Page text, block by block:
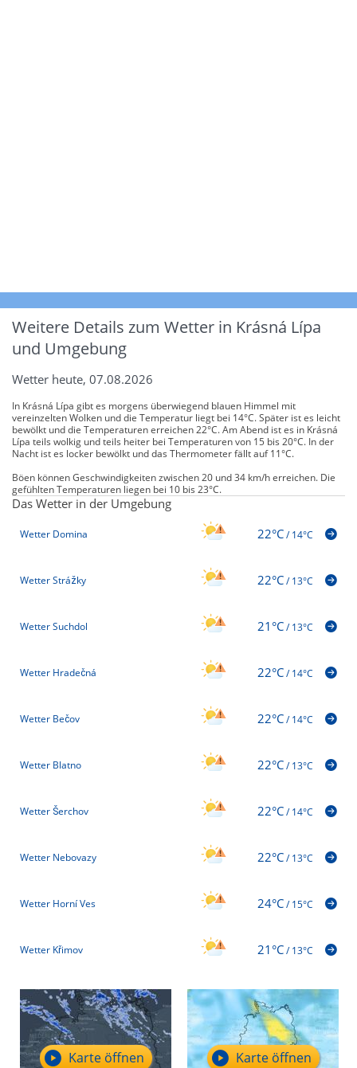
Weitere Details zum Wetter in Krásná Lípa
und Umgebung
Wetter heute, 07.08.2026
In Krásná Lípa gibt es morgens überwiegend blauen Himmel mit
vereinzelten Wolken und die Temperatur liegt bei 14°C. Später ist es leicht
bewölkt und die Temperaturen erreichen 22°C. Am Abend ist es in Krásná
Lípa teils wolkig und teils heiter bei Temperaturen von 15 bis 20°C. In der
Nacht ist es locker bewölkt und das Thermometer fällt auf 11°C.
Böen können Geschwindigkeiten zwischen 20 und 34 km/h erreichen. Die
gefühlten Temperaturen liegen bei 10 bis 23°C.
Das Wetter in der Umgebung
Wetter Domina 22°C/14°C
Wetter Strážky 22°C/13°C
Wetter Suchdol 21°C/13°C
Wetter Hradečná 22°C/14°C
Wetter Bečov 22°C/14°C
Wetter Blatno 22°C/13°C
Wetter Šerchov 22°C/14°C
Wetter Nebovazy 22°C/13°C
Wetter Horní Ves 24°C/15°C
Wetter Křimov 21°C/13°C
Karte öffnen Karte öffnen